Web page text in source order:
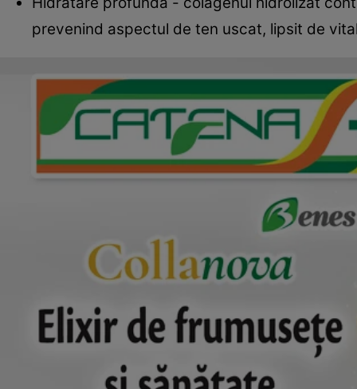
prevenind aspectul de ten uscat, lipsit de